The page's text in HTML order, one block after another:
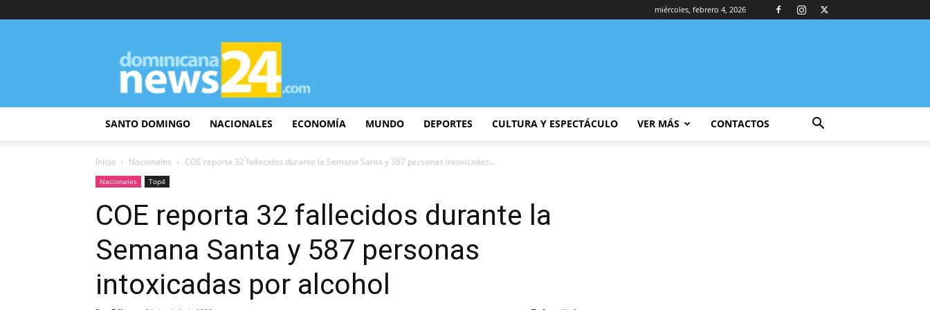
miércoles, febrero 4, 2026
DominicanaNews24
SANTO DOMINGO NACIONALES ECONOMÍA MUNDO DEPORTES CULTURA Y ESPECTÁCULO VER MÁS CONTACTOS
Inicio Nacionales COE reporta 32 fallecidos durante la Semana Santa y 587 personas intoxicadas...
Nacionales Top4
COE reporta 32 fallecidos durante la
Semana Santa y 587 personas
intoxicadas por alcohol